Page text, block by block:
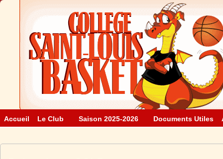
Accueil Le Club Saison 2025-2026 Documents Utiles